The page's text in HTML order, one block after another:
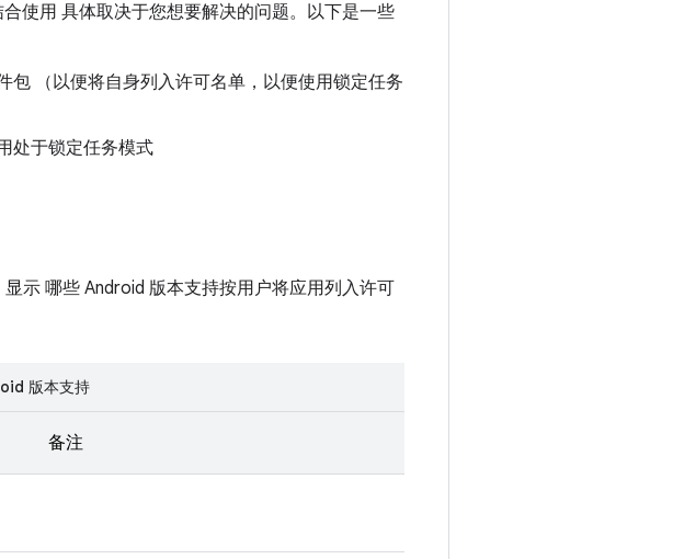
使用 具体取决于您想要解决的问题。以下是一些
包 （以便将自身列入许可名单，以便使用锁定任务
处于锁定任务模式
示 哪些 Android 版本支持按用户将应用列入许可
版本支持
备注